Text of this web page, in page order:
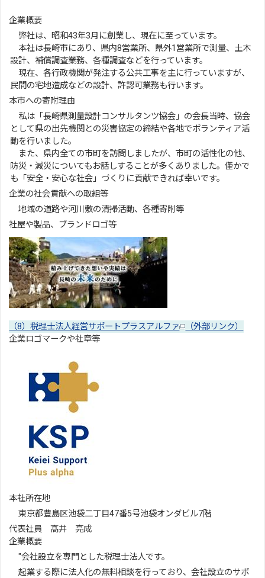
企業概要
弊社は、昭和43年3月に創業し、現在に至っています。
本社は長崎市にあり、県内8営業所、県外1営業所で測量、土木
設計、補償調査業務、各種調査などを行っています。
現在、各行政機関が発注する公共工事を主に行っていますが、
民間の宅地造成などの設計、許認可業務も行います。
本市への寄附理由
私は「長崎県測量設計コンサルタンツ協会」の会長当時、協会
として県の出先機関との災害協定の締結や各地でボランティア活
動を行いました。
また、県内全ての市町を訪問しましたが、市町の活性化の他、
防災・減災についてもお話しすることが多くありました。僅かで
も「安全・安心な社会」づくりに貢献できれば幸いです。
企業の社会貢献への取組等
地域の道路や河川敷の清掃活動、各種寄附等
社屋や製品、ブランドロゴ等
（8）税理士法人経営サポートプラスアルファ
（外部リンク）
企業ロゴマークや社章等
本社所在地
東京都豊島区池袋二丁目47番5号池袋オンダビル7階
代表社員 髙井 亮成
企業概要
"会社設立を専門とした税理士法人です。
起業する際に法人化の無料相談を行っており、会社設立のサポ